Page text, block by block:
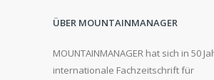
ÜBER MOUNTAINMANAGER
MOUNTAINMANAGER hat sich in 50
internationale Fachzeitschrift für